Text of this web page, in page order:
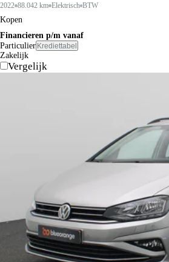
2022 88.042 km Elektrisch BTW
Kopen
Financieren p/m vanaf
Particulier Krediettabel
Zakelijk
Vergelijk